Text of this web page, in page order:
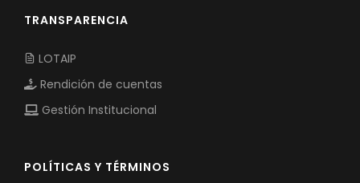
TRANSPARENCIA
LOTAIP
Rendición de cuentas
Gestión Institucional
POLÍTICAS Y TÉRMINOS